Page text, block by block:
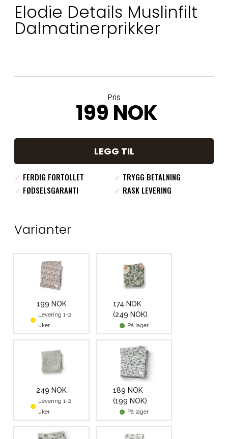
Elodie Details Muslinfilt
Dalmatinerprikker
Pris
199 NOK
LEGG TIL
✓ FERDIG FORTOLLET ✓ TRYGG BETALNING
✓ FØDSELSGARANTI ✓ RASK LEVERING
Varianter
199 NOK
Levering 1-2
uker
174 NOK
(249 NOK)
På lager
249 NOK
Levering 1-2
uker
189 NOK
(199 NOK)
På lager